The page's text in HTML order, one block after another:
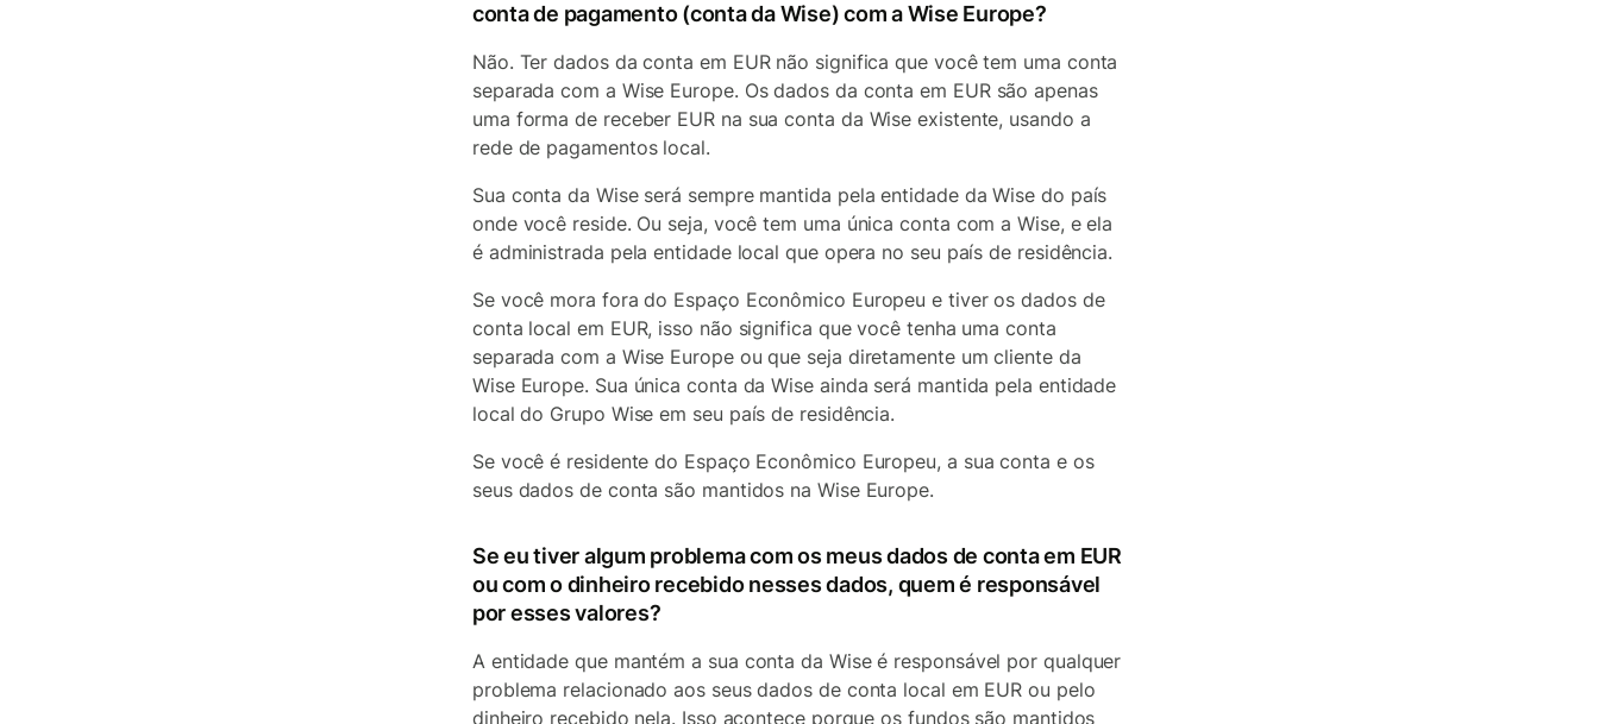
conta de pagamento (conta da Wise) com a Wise Europe?
Não. Ter dados da conta em EUR não significa que você tem uma conta
separada com a Wise Europe. Os dados da conta em EUR são apenas
uma forma de receber EUR na sua conta da Wise existente, usando a
rede de pagamentos local.
Sua conta da Wise será sempre mantida pela entidade da Wise do país
onde você reside. Ou seja, você tem uma única conta com a Wise, e ela
é administrada pela entidade local que opera no seu país de residência.
Se você mora fora do Espaço Econômico Europeu e tiver os dados de
conta local em EUR, isso não significa que você tenha uma conta
separada com a Wise Europe ou que seja diretamente um cliente da
Wise Europe. Sua única conta da Wise ainda será mantida pela entidade
local do Grupo Wise em seu país de residência.
Se você é residente do Espaço Econômico Europeu, a sua conta e os
seus dados de conta são mantidos na Wise Europe.
Se eu tiver algum problema com os meus dados de conta em EUR
ou com o dinheiro recebido nesses dados, quem é responsável
por esses valores?
A entidade que mantém a sua conta da Wise é responsável por qualquer
problema relacionado aos seus dados de conta local em EUR ou pelo
dinheiro recebido nela. Isso acontece porque os fundos são mantidos